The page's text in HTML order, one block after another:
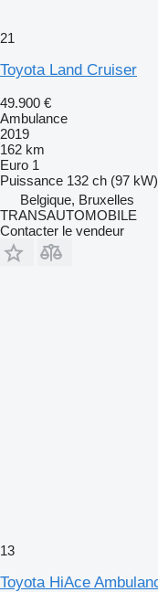
21
Toyota Land Cruiser
49.900 €
Ambulance
2019
162 km
Euro 1
Puissance 132 ch (97 kW)
Belgique, Bruxelles
TRANSAUTOMOBILE
Contacter le vendeur
13
Toyota HiAce